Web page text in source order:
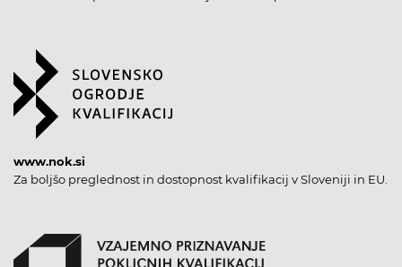
www.nok.si
Za boljšo preglednost in dostopnost kvalifikacij v Sloveniji in EU.